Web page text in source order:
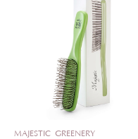
MAJESTIC GREENERY